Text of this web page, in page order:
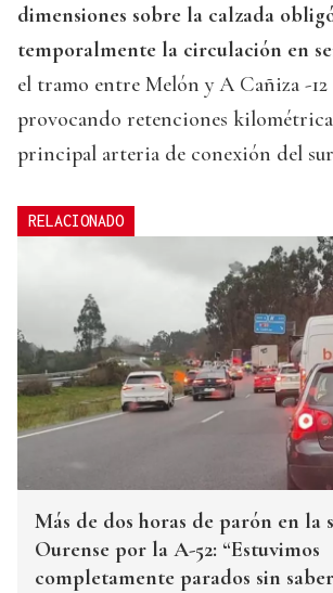
dimensiones sobre la calzada
temporalmente la circulación en
el tramo entre Melón y A Cañiza -
provocando retenciones
principal arteria de conexión del
RELACIONADO
Más de dos horas de parón en la
Ourense por la A-52: “Estuvimos
completamente parados sin